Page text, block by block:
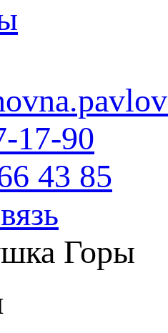
17-90
43 85
Горы